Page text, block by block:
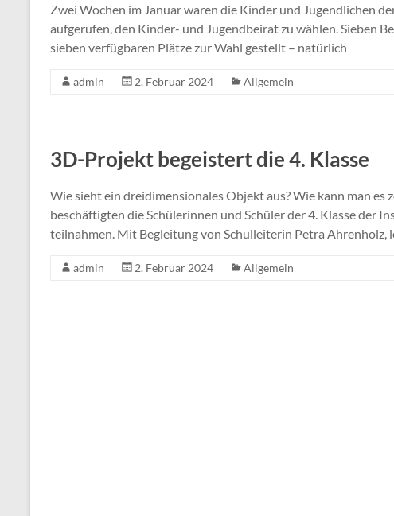
Zwei Wochen im Januar waren die Kinder und Jugendlichen
aufgerufen, den Kinder- und Jugendbeirat zu wählen. Sieben
sieben verfügbaren Plätze zur Wahl gestellt – natürlich
admin 2. Februar 2024 Allgemein
3D-Projekt begeistert die 4. Klasse
Wie sieht ein dreidimensionales Objekt aus? Wie kann man es
beschäftigten die Schülerinnen und Schüler der 4. Klasse der
teilnahmen. Mit Begleitung von Schulleiterin Petra Ahrenholz,
admin 2. Februar 2024 Allgemein